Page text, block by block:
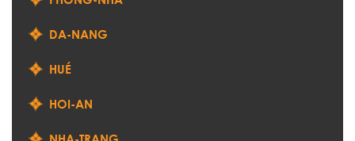
DA-NANG
HUÉ
HOI-AN